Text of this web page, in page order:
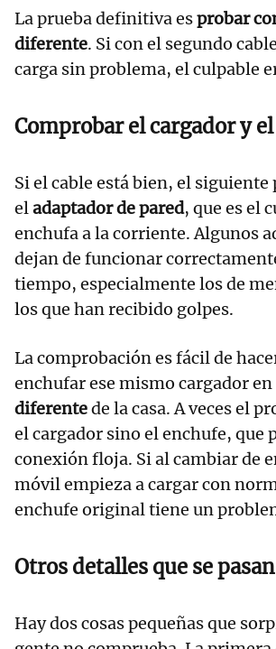
La prueba definitiva esprobar
diferente. Si con el segundo
carga sin problema, el culpable
Comprobar el cargador y
Si el cable está bien, el siguiente
eladaptador de pared, que es el
enchufa a la corriente. Algunos
dejan de funcionar
tiempo, especialmente los de
los que han recibido golpes.
La comprobación es fácil de
enchufar ese mismo cargador en
diferentede la casa. A veces el
el cargador sino el enchufe, que
conexión floja. Si al cambiar de
móvil empieza a cargar con
enchufe original tiene un
Otros detalles que se
Hay dos cosas pequeñas que